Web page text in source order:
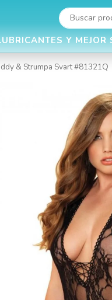
Y MEJOR
& Strumpa Svart #81321Q